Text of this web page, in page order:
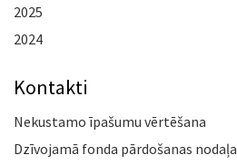
2025
2024
Kontakti
Nekustamo īpašumu vērtēšana
Dzīvojamā fonda pārdošanas nodaļa